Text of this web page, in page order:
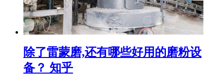
除了雷蒙磨,还有哪些好用的磨粉设
备？ 知乎